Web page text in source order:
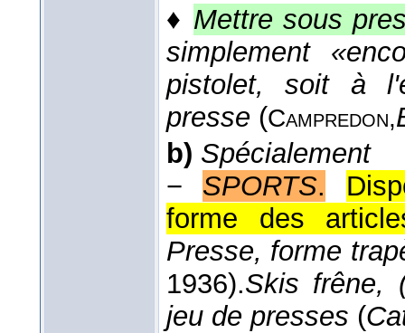
♦ Mettre sous
simplement
pistolet, soit à
presse (Campredon,
b) Spécialement
− SPORTS.
forme des
Presse, forme
1936).Skis frêne,
jeu de presses (